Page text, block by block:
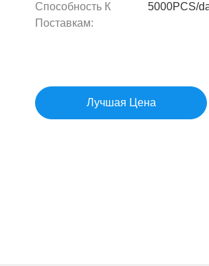
Способность К
Поставкам:
5000PCS/
Лучшая Цена